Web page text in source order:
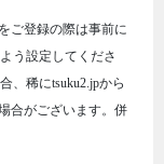
ご登録の際は事前に
う設定してくださ
、稀にtsuku2.jpから
合がございます。併